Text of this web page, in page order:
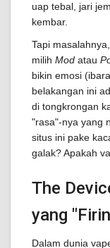
uap tebal, jari
kembar.
Tapi
milih Mod atau
bikin emosi
belakangan ini
di tongkrongan
"rasa"-nya yang
situs ini pake
galak? Apakah
The
yang
Dalam dunia